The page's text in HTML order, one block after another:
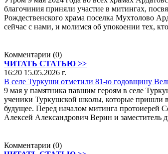
благочиния приняли участие в митингах,
Рождественского храма поселка Мухтолово
сейчас с нами, и молимся об упокоении тех,
Комментарии (0)
ЧИТАТЬ СТАТЬЮ >>
16:20 15.05.2026 г.
В селе Туркуши отметили 81-ю годовщину
9 мая у памятника павшим героям в селе
ученики Туркушской школы, которые пришли
будущее. Перед началом митинга протоиерей
Алексей Александрович Верин и
Комментарии (0)